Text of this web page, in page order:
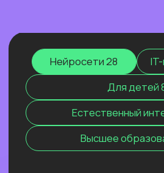
Нейросети 28
IT-профессии 16
Для детей 8